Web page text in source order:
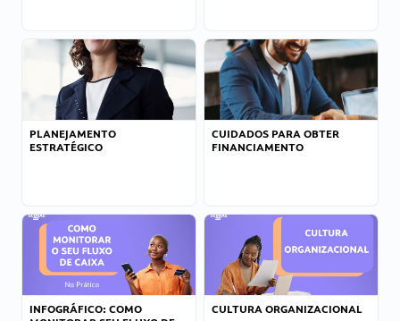
PLANEJAMENTO
ESTRATÉGICO
CUIDADOS PARA OBTER
FINANCIAMENTO
INFOGRÁFICO: COMO
CULTURA ORGANIZACIONAL